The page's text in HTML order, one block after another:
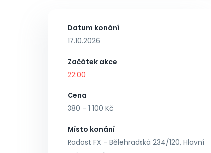
Datum konání
17.10.2026
Začátek akce
22:00
Cena
380 - 1 100 Kč
Místo konání
Radost FX - Bělehradská 234/120, Hlavní